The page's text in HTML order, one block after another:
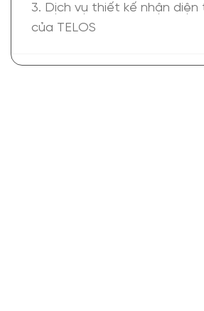
3. Dịch vụ thiết kế nhận diện
của TELOS